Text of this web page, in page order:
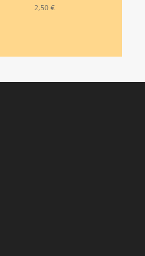
2,50 €